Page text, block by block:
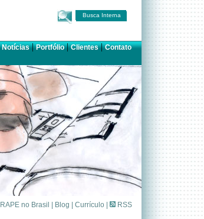
Busca Interna
Notícias|Portfólio|Clientes|Contato
no Brasil Blog Currículo RSS